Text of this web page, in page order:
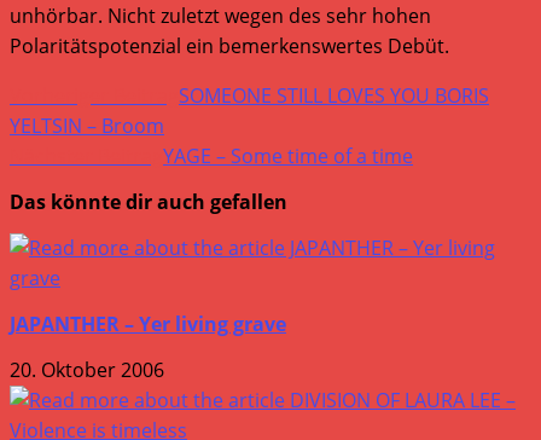
unhörbar. Nicht zuletzt wegen des sehr hohen
Polaritätspotenzial ein bemerkenswertes Debüt.
Weitere
Artikel
ansehen
SOMEONE STILL LOVES YOU BORIS
YELTSIN – Broom
YAGE – Some time of a time
Das könnte dir auch gefallen
JAPANTHER – Yer living grave
20. Oktober 2006